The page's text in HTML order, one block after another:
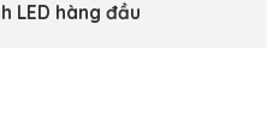
LED hàng đầu